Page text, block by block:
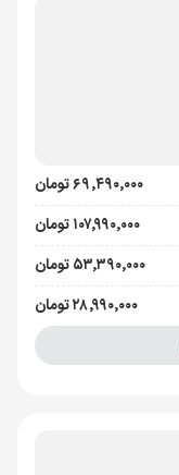
۶۹٬۴۹۰٬۰۰۰ تومان
۱۰۷٬۹۹۰٬۰۰۰ تومان
۵۳٬۳۹۰٬۰۰۰ تومان
۲۸٬۹۹۰٬۰۰۰ تومان